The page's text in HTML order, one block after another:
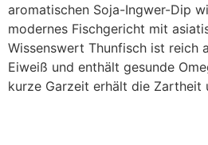
aromatischen Soja-Ingwer-Dip
modernes Fischgericht mit
Wissenswert Thunfisch ist reich
Eiweiß und enthält gesunde
kurze Garzeit erhält die